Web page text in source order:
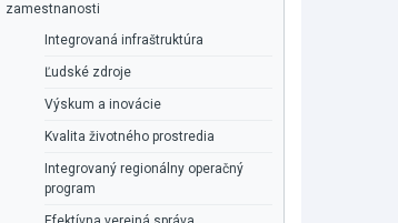
zamestnanosti
Integrovaná infraštruktúra
Ľudské zdroje
Výskum a inovácie
Kvalita životného prostredia
Integrovaný regionálny operačný
program